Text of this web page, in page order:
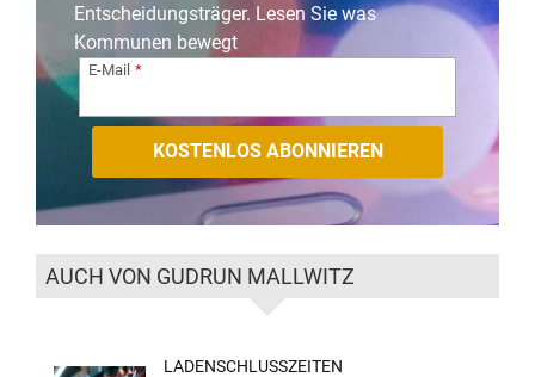
Entscheidungsträger. Lesen Sie was
Kommunen bewegt
E-Mail
AUCH VON GUDRUN MALLWITZ
LADENSCHLUSSZEITEN